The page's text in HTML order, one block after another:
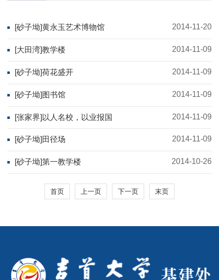
[砂子坳]黄永玉艺术博物馆 2014-11-20
[大田湾]教学楼 2014-11-09
[砂子坳]荷花盛开 2014-11-09
[砂子坳]图书馆 2014-11-09
[张家界]以人名校，以业报国 2014-11-09
[砂子坳]田径场 2014-11-09
[砂子坳]第一教学楼 2014-10-26
首页 上一页 下一页 末页